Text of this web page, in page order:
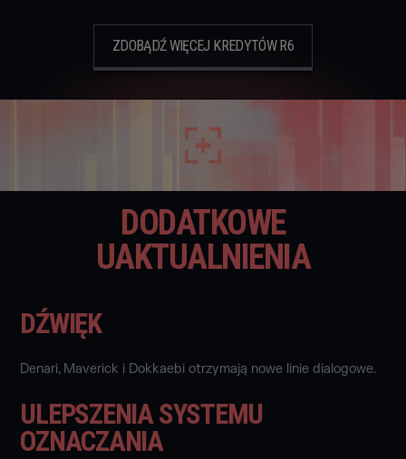
ZDOBĄDŹ WIĘCEJ KREDYTÓW R6
DODATKOWE
UAKTUALNIENIA
DŹWIĘK
Denari, Maverick i Dokkaebi otrzymają nowe linie dialogowe.
ULEPSZENIA SYSTEMU
OZNACZANIA